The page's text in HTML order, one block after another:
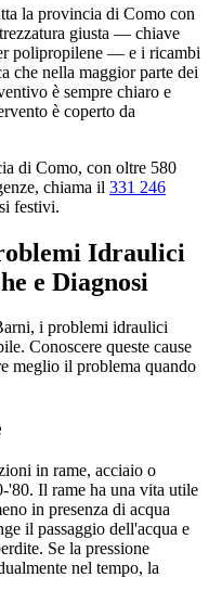
la provincia di Como con
giusta — chiave
polipropilene — e i ricambi
che nella maggior parte dei
è sempre chiaro e
è coperto da
di Como, con oltre 580
chiama il 331 246
festivi.
Idraulici
e Diagnosi
i problemi idraulici
Conoscere queste cause
meglio il problema quando
in rame, acciaio o
'80. Il rame ha una vita utile
in presenza di acqua
il passaggio dell'acqua e
Se la pressione
nel tempo, la